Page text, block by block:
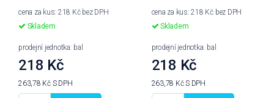
cena za kus: 218 Kč bez DPH
Skladem
prodejní jednotka: bal
218 Kč
263,78 Kč S DPH
cena za kus: 218 Kč bez DPH
Skladem
prodejní jednotka: bal
218 Kč
263,78 KčS DPH